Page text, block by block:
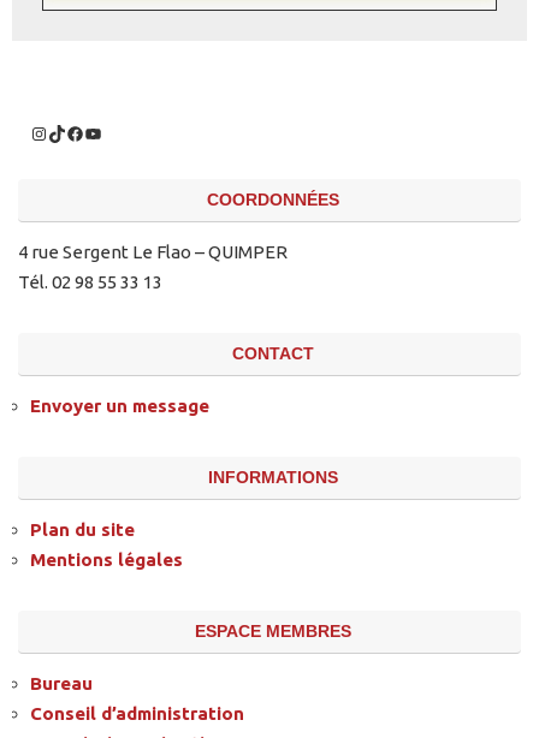
COORDONNÉES
4 rue Sergent Le Flao – QUIMPER
Tél. 02 98 55 33 13
CONTACT
Envoyer un message
INFORMATIONS
Plan du site
Mentions légales
ESPACE MEMBRES
Bureau
Conseil d’administration